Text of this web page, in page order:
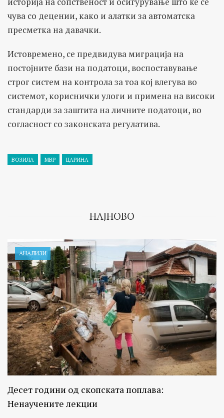
чува со децении, како и алатки за автоматска
пресметка на давачки.
Истовремено, се предвидува миграција на
постојните бази на податоци, воспоставување
строг систем на контрола за тоа кој влегува во
системот, кориснички улоги и примена на високи
стандарди за заштита на личните податоци, во
согласност со законската регулатива.
ВОЗИЛА МВР ЦАРИНА
НАЈНОВО
АНАЛИЗИ
Десет години од скопската поплава:
Ненаучените лекции